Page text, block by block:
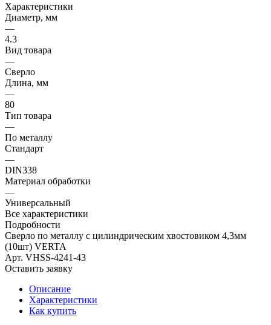
Характеристики
Диаметр, мм
—
4.3
Вид товара
—
Сверло
Длина, мм
—
80
Тип товара
—
По металлу
Стандарт
—
DIN338
Материал обработки
—
Универсальный
Все характеристики
Подробности
Сверло по металлу с цилиндрическим хвостовиком 4,3мм
(10шт) VERTA
Арт. VHSS-4241-43
Оставить заявку
Описание
Характеристики
Как купить